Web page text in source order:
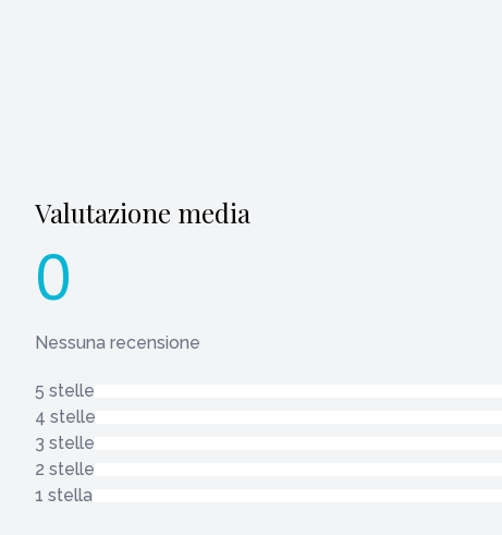
Valutazione media
0
Nessuna recensione
5 stelle
4 stelle
3 stelle
2 stelle
1 stella